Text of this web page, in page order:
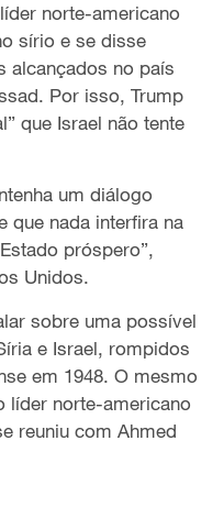
norte-americano
sírio e se disse
alcançados no país
Por isso, Trump
que Israel não tente
um diálogo
que nada interfira na
próspero”,
Unidos.
sobre uma possível
e Israel, rompidos
em 1948. O mesmo
líder norte-americano
reuniu com Ahmed